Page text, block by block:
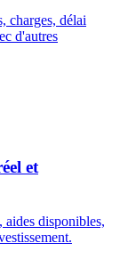
charges, délai
d'autres
et
aides disponibles,